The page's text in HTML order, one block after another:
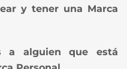
y tener una Marca
a alguien que está